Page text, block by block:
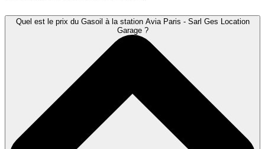
Quel est le prix du Gasoil à la station Avia Paris - Sarl Ges Location
Garage ?